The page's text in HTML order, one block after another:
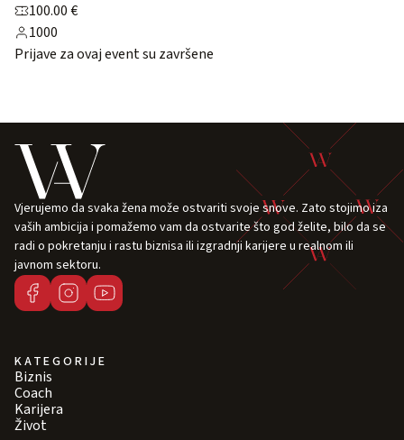
100.00 €
1000
Prijave za ovaj event su završene
Vjerujemo da svaka žena može ostvariti svoje snove. Zato stojimo iza
vaših ambicija i pomažemo vam da ostvarite što god želite, bilo da se
radi o pokretanju i rastu biznisa ili izgradnji karijere u realnom ili
javnom sektoru.
KATEGORIJE
Biznis
Coach
Karijera
Život